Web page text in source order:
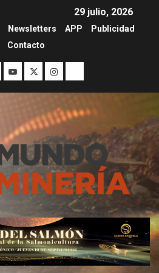
29 julio, 2026
Newsletters APP
Publicidad
Contacto